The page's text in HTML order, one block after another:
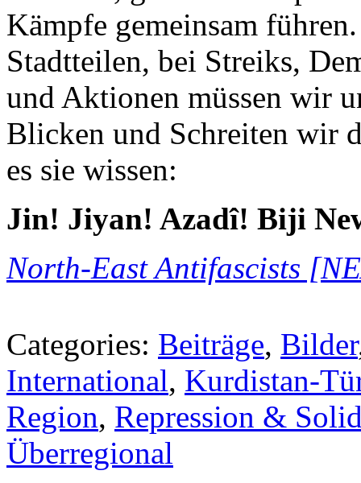
Kämpfe gemeinsam
Stadtteilen, bei Streiks,
und Aktionen müssen wir
Blicken und Schreiten wir
es sie wissen:
Jin! Jiyan! Azadî! Biji
North-East Antifascists
Categories: Beiträge, Bilder
International, Kurdistan-
Region, Repression &
Überregional